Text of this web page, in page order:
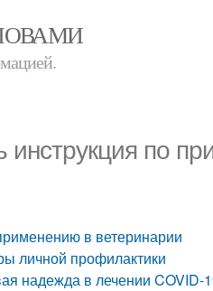
инструкция по
в ветеринарии
личной профилактики
надежда в лечении COVID-